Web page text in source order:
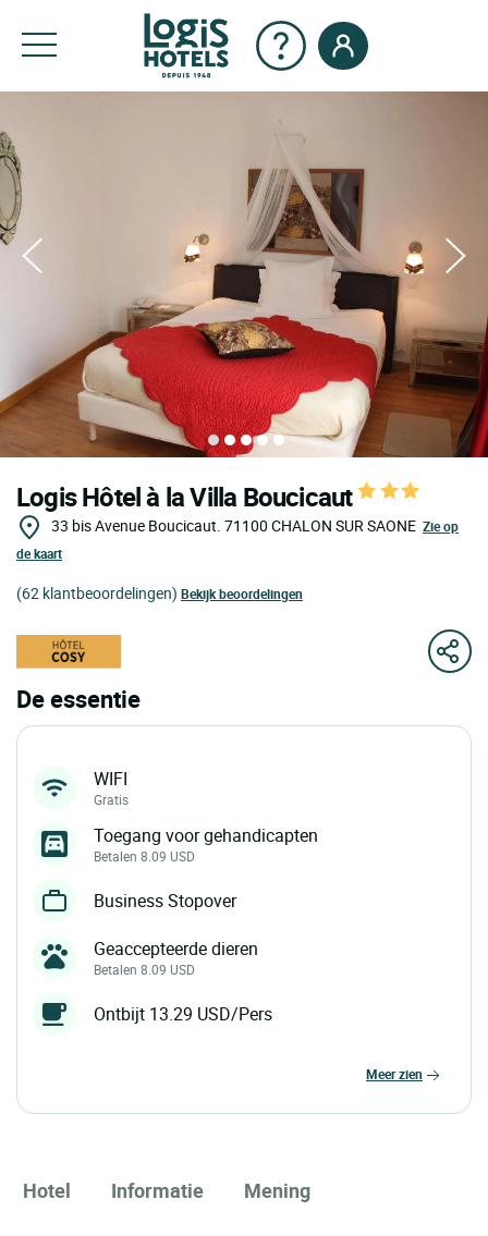
Logis Hôtel à la Villa Boucicaut
33 bis Avenue Boucicaut. 71100 CHALON SUR SAONE Zie op
de kaart
(62 klantbeoordelingen) Bekijk beoordelingen
De essentie
WIFI
Gratis
Toegang voor gehandicapten
Betalen 8.09 USD
Business Stopover
Geaccepteerde dieren
Betalen 8.09 USD
Ontbijt 13.29 USD/Pers
meer zien
Hotel Informatie Mening